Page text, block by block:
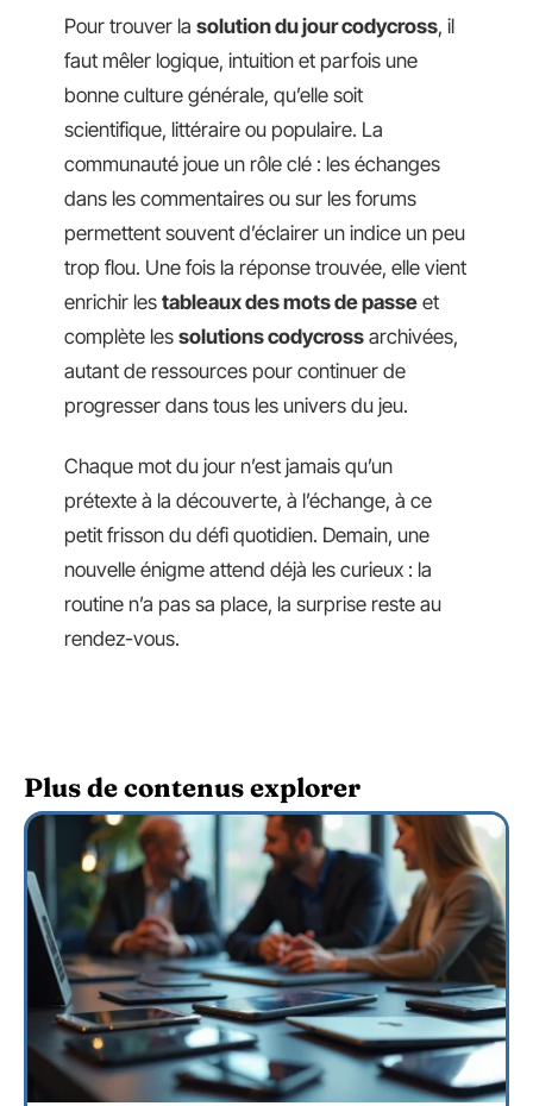
Pour trouver la solution du jour codycross, il
faut mêler logique, intuition et parfois une
bonne culture générale, qu’elle soit
scientifique, littéraire ou populaire. La
communauté joue un rôle clé : les échanges
dans les commentaires ou sur les forums
permettent souvent d’éclairer un indice un peu
trop flou. Une fois la réponse trouvée, elle vient
enrichir les tableaux des mots de passe et
complète les solutions codycross archivées,
autant de ressources pour continuer de
progresser dans tous les univers du jeu.
Chaque mot du jour n’est jamais qu’un
prétexte à la découverte, à l’échange, à ce
petit frisson du défi quotidien. Demain, une
nouvelle énigme attend déjà les curieux : la
routine n’a pas sa place, la surprise reste au
rendez-vous.
Plus de contenus explorer